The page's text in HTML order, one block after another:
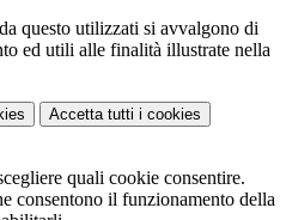
questo utilizzati si avvalgono di
ed utili alle finalità illustrate nella
Accetta tutti i cookies
quali cookie consentire.
consentono il funzionamento della